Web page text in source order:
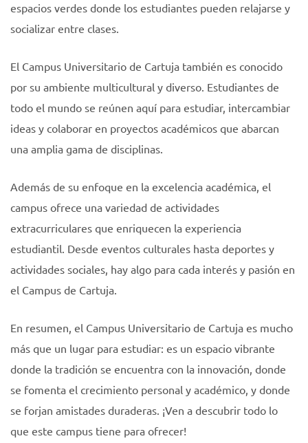
espacios verdes donde los estudiantes pueden relajarse y
socializar entre clases.
El Campus Universitario de Cartuja también es conocido
por su ambiente multicultural y diverso. Estudiantes de
todo el mundo se reúnen aquí para estudiar, intercambiar
ideas y colaborar en proyectos académicos que abarcan
una amplia gama de disciplinas.
Además de su enfoque en la excelencia académica, el
campus ofrece una variedad de actividades
extracurriculares que enriquecen la experiencia
estudiantil. Desde eventos culturales hasta deportes y
actividades sociales, hay algo para cada interés y pasión en
el Campus de Cartuja.
En resumen, el Campus Universitario de Cartuja es mucho
más que un lugar para estudiar: es un espacio vibrante
donde la tradición se encuentra con la innovación, donde
se fomenta el crecimiento personal y académico, y donde
se forjan amistades duraderas. ¡Ven a descubrir todo lo
que este campus tiene para ofrecer!